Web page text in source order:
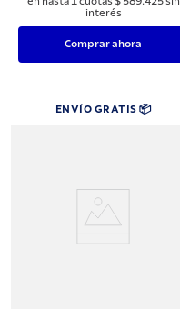
interés
Comprar ahora
ENVÍO GRATIS 📦